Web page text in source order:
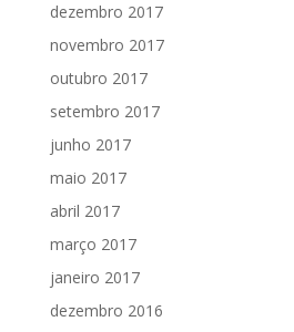
dezembro 2017
novembro 2017
outubro 2017
setembro 2017
junho 2017
maio 2017
abril 2017
março 2017
janeiro 2017
dezembro 2016